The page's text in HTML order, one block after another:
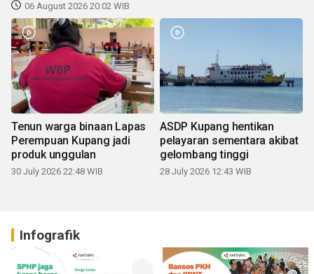
06 August 2026 20:02 WIB
Tenun warga binaan Lapas
Perempuan Kupang jadi
produk unggulan
30 July 2026 22:48 WIB
ASDP Kupang hentikan
pelayaran sementara akibat
gelombang tinggi
28 July 2026 12:43 WIB
Infografik